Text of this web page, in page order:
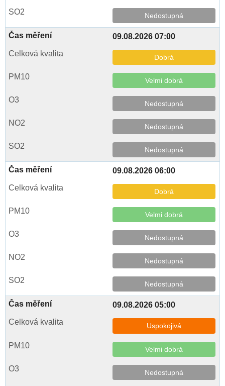
Nedostupná
09.08.2026 07:00
Dobrá
Velmi dobrá
Nedostupná
Nedostupná
Nedostupná
09.08.2026 06:00
Dobrá
Velmi dobrá
Nedostupná
Nedostupná
Nedostupná
09.08.2026 05:00
Uspokojivá
Velmi dobrá
Nedostupná